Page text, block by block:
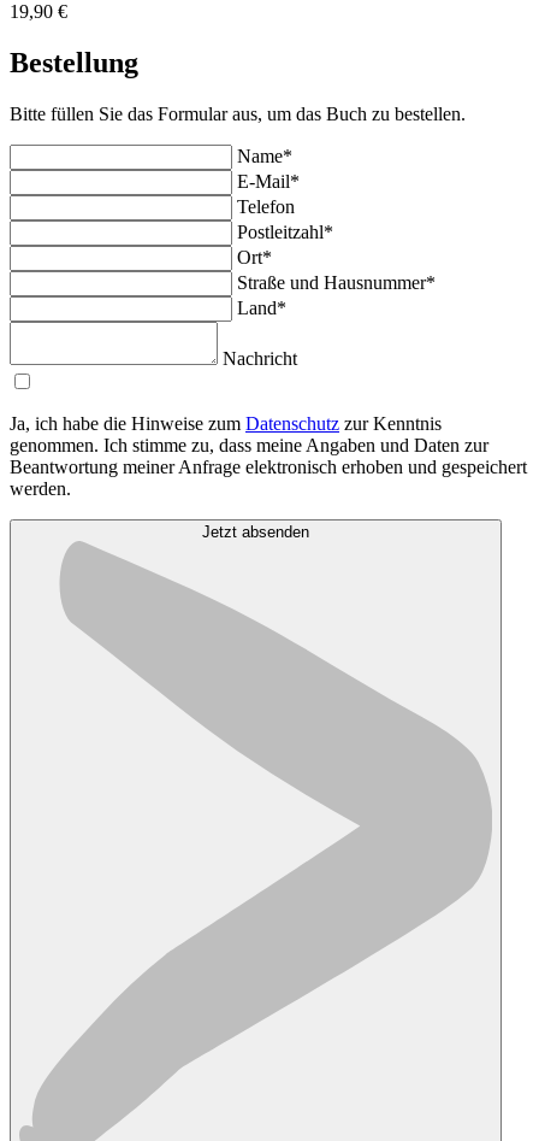
19,90 €
Bestellung
Bitte füllen Sie das Formular aus, um das Buch zu bestellen.
Name*
E-Mail*
Telefon
Postleitzahl*
Ort*
Straße und Hausnummer*
Land*
Nachricht
Ja, ich habe die Hinweise zum Datenschutz zur Kenntnis
genommen. Ich stimme zu, dass meine Angaben und Daten zur
Beantwortung meiner Anfrage elektronisch erhoben und gespeichert
werden.
Jetzt absenden